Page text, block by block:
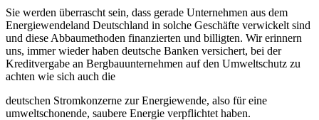
Sie werden überrascht sein, dass gerade Unternehmen aus dem
Energiewendeland Deutschland in solche Geschäfte verwickelt sind
und diese Abbaumethoden finanzierten und billigten. Wir erinnern
uns, immer wieder haben deutsche Banken versichert, bei der
Kreditvergabe an Bergbauunternehmen auf den Umweltschutz zu
achten wie sich auch die
deutschen Stromkonzerne zur Energiewende, also für eine
umweltschonende, saubere Energie verpflichtet haben.